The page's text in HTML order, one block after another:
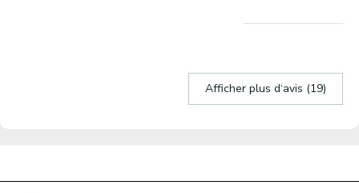
Afficher plus d‘avis (19)